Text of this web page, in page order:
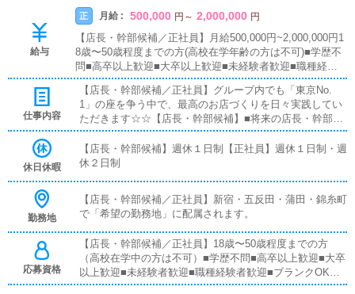
給与
正 月給 : 500,000 円 ～ 2,000,000 円
【店長・幹部候補／正社員】月給500,000円~2,000,000円1
8歳〜50歳程度までの方(高校在学年齢の方は不可)■学歴不
問■高卒以上歓迎■大卒以上歓迎■未経験者歓迎■職種経験
者歓迎■ブランクOK全国総合第1位のウルトラグループで
働いてみたいという方なら、どなたでも大歓迎です！
仕事内容
【店長・幹部候補／正社員】グループ内でも「東京No.
1」の座を争う中で、最高のお店づくりを日々実践してい
ただきます☆☆【店長・幹部候補】■将来の店長・幹部候
補として経験を積んでいただきます。まずは『受付スタッ
フ』と同様に、接客や受付業務からスタートしていただき
ます。業務に慣れてきたら、『キャストの管理』や『経営
こともあります。【正社員】■対面接客業務お客様からの
お問い合わせ対応や、一部店舗においてはご来店されたお
客様の案内をお願いします。予約の確認、会計作業、注意
事項のご案内などを担当していただきます。簡単なマニュ
アルがあり、先輩スタッフについて学びながら業務を覚え
ていけるので、未経験の方でも安心です。■企画の立案店
休日休暇
【店長・幹部候補】週休１日制【正社員】週休１日制・週
休２日制
勤務地
【店長・幹部候補／正社員】新宿・五反田・蒲田・錦糸町
で「希望の勤務地」に配属されます。
応募資格
【店長・幹部候補／正社員】18歳〜50歳程度までの方
（高校在学中の方は不可）■学歴不問■高卒以上歓迎■大卒
以上歓迎■未経験者歓迎■職種経験者歓迎■ブランクOK全
国総合第1位のウルトラグループで働いてみたいという方